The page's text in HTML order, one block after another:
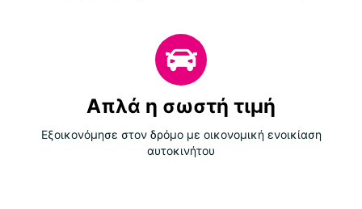
Απλά η σωστή τιμή
Εξοικονόμησε στον δρόμο με οικονομική ενοικίαση
αυτοκινήτου